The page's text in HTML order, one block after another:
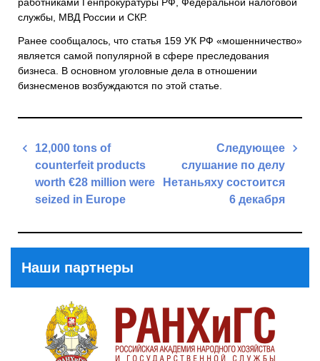
службы, МВД России и СКР.
Ранее сообщалось, что статья 159 УК РФ «мошенничество»
является самой популярной в сфере преследования
бизнеса. В основном уголовные дела в отношении
бизнесменов возбуждаются по этой статье.
Навигация
записям
12,000 tons of
counterfeit products
worth €28 million were
seized in Europe
Следующее
слушание по делу
Нетаньяху состоится
6 декабря
Наши партнеры